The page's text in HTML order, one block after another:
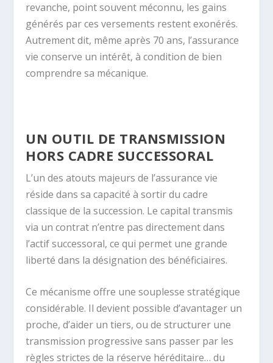
revanche, point souvent méconnu, les gains
générés par ces versements restent exonérés.
Autrement dit, même après 70 ans, l’assurance
vie conserve un intérêt, à condition de bien
comprendre sa mécanique.
UN OUTIL DE TRANSMISSION
HORS CADRE SUCCESSORAL
L’un des atouts majeurs de l’assurance vie
réside dans sa capacité à sortir du cadre
classique de la succession. Le capital transmis
via un contrat n’entre pas directement dans
l’actif successoral, ce qui permet une grande
liberté dans la désignation des bénéficiaires.
Ce mécanisme offre une souplesse stratégique
considérable. Il devient possible d’avantager un
proche, d’aider un tiers, ou de structurer une
transmission progressive sans passer par les
règles strictes de la réserve héréditaire… du